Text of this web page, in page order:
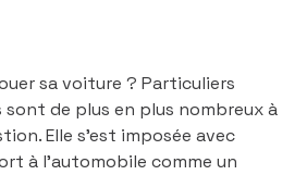
sa voiture ? Particuliers
de plus en plus nombreux à
Elle s’est imposée avec
à l’automobile comme un